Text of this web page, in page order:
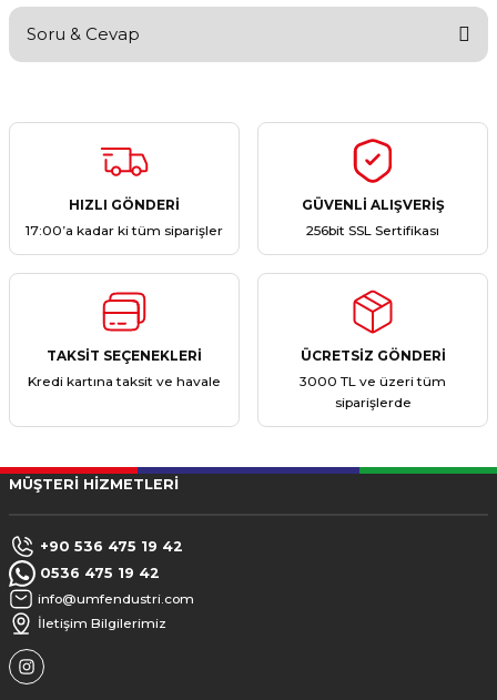
Yorum Yaz
Soru & Cevap
Ürün hakkında henüz soru sorulmamış.
HIZLI GÖNDERİ
17:00’a kadar ki tüm siparişler
GÜVENLİ ALIŞVERİŞ
256bit SSL Sertifikası
TAKSİT SEÇENEKLERİ
Kredi kartına taksit ve havale
ÜCRETSİZ GÖNDERİ
3000 TL ve üzeri tüm
siparişlerde
MÜŞTERİ HİZMETLERİ
+90 536 475 19 42
0536 475 19 42
info@umfendustri.com
İletişim Bilgilerimiz